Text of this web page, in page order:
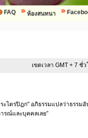
ห้องสนทนา
FAQ
เขตเวลา GMT + 7 ชั่ว
ไตรปิฎก" อภิธรรมแปลว่าธรรมอั
รณ์และบุคคลเลย”